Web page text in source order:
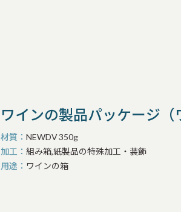
ワインの製品パッケージ（
材質
NEWDV 350g
加工
組み箱,紙製品の特殊加工・装飾
用途
ワインの箱